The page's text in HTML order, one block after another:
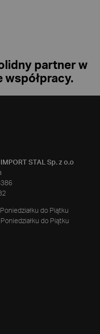
partner w
współpracy.
STAL Sp. z o.o
do Piątku
do Piątku